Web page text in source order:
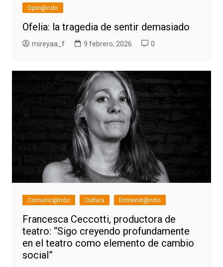
Opin@ndo
Ofelia: la tragedia de sentir demasiado
mireyaa_f 9 febrero, 2026 0
Comunic@ndo Cultura Entrevist@ndo
Francesca Ceccotti, productora de
teatro: “Sigo creyendo profundamente
en el teatro como elemento de cambio
social”